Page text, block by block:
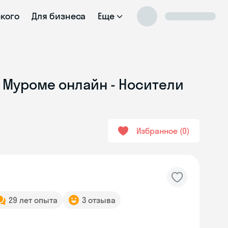
Для бизнеса Еще
онлайн - Носители
Избранное 0
29 лет опыта 3 отзыва